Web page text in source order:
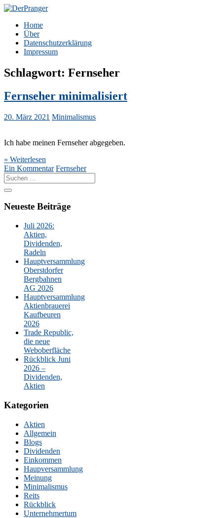
Zum
springen
DerPranger
Finanzen, Freiheit, Prangerei
Home
Über
Datenschutzerklärung
Impressum
Schlagwort: Fernseher
Fernseher minimalisiert
20. März 2021 Minimalismus
Ich habe meinen Fernseher abgegeben.
» Weiterlesen
Ein Kommentar Fernseher
Suche
nach:
Neueste Beiträge
Juli 2026:
Aktien,
Dividenden,
Radeln
Hauptversammlung
Oberstdorfer
Bergbahnen
AG 2026
Hauptversammlung
Aktienbrauerei
Kaufbeuren
2026
Trade Republic,
die neue
Weboberfläche
Rückblick Juni
2026 –
Dividenden,
Aktien
Kategorien
Aktien
Allgemein
Blogs
Dividenden
Einkommen
Haupversammlung
Meinung
Minimalismus
Reits
Rückblick
Unternehmertum